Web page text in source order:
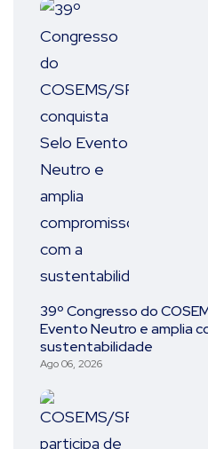
39º Congresso do
Evento Neutro e amplia
sustentabilidade
Ago 06, 2026